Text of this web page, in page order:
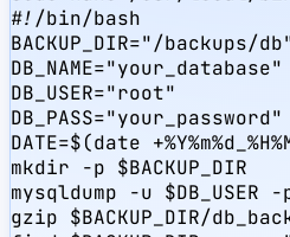
#!/bin/bash
BACKUP_DIR="/backups/
DB_NAME="your_database"
DB_USER="root"
DB_PASS="your_password"
DATE=$(date
mkdir -p $BACKUP_DIR
mysqldump -u $DB_USER -
gzip $BACKUP_DIR/